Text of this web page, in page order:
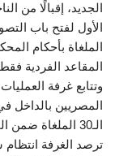
الجديد، إقبالًا من
الملغاة بأحكام
المقاعد الفردية
وتتابع غرفة
المصريين بالداخل
الـ30 الملغاة
ترصد الغرفة انتظام